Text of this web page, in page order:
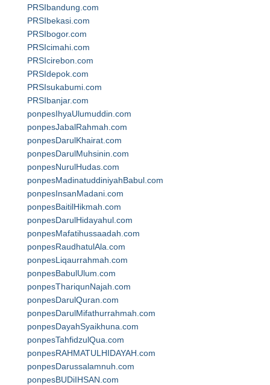
PRSIbandung.com
PRSIbekasi.com
PRSIbogor.com
PRSIcimahi.com
PRSIcirebon.com
PRSIdepok.com
PRSIsukabumi.com
PRSIbanjar.com
ponpesIhyaUlumuddin.com
ponpesJabalRahmah.com
ponpesDarulKhairat.com
ponpesDarulMuhsinin.com
ponpesNurulHudas.com
ponpesMadinatuddiniyahBabul.com
ponpesInsanMadani.com
ponpesBaitilHikmah.com
ponpesDarulHidayahul.com
ponpesMafatihussaadah.com
ponpesRaudhatulAla.com
ponpesLiqaurrahmah.com
ponpesBabulUlum.com
ponpesThariqunNajah.com
ponpesDarulQuran.com
ponpesDarulMifathurrahmah.com
ponpesDayahSyaikhuna.com
ponpesTahfidzulQua.com
ponpesRAHMATULHIDAYAH.com
ponpesDarussalamnuh.com
ponpesBUDiIHSAN.com